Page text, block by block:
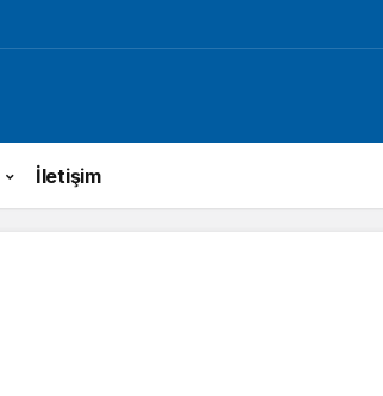
İletişim